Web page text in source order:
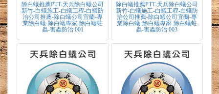
除白蟻推薦PTT-天兵除白蟻公司
新竹-白蟻施工-白蟻工程-白蟻防
治公司推薦-除白蟻公司宜蘭-專
業除白蟻-除白蟻專家-除白蟻蛀
蟲-害蟲防治 001
除白蟻推薦PTT-天兵除白蟻公司
新竹-白蟻施工-白蟻工程-白蟻防
治公司推薦-除白蟻公司宜蘭-專
業除白蟻-除白蟻專家-除白蟻蛀
蟲-害蟲防治 003